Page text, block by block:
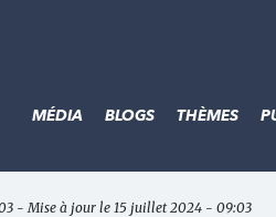
MÉDIA BLOGS THÈMES
- Mise à jour le 15 juillet 2024 - 09:03